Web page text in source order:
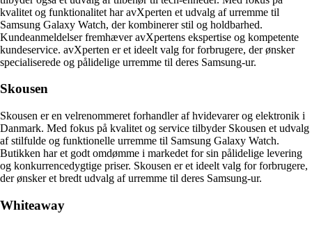
kvalitet og funktionalitet har avXperten et udvalg af urremme til
Samsung Galaxy Watch, der kombinerer stil og holdbarhed.
Kundeanmeldelser fremhæver avXpertens ekspertise og kompetente
kundeservice. avXperten er et ideelt valg for forbrugere, der ønsker
specialiserede og pålidelige urremme til deres Samsung-ur.
Skousen
Skousen er en velrenommeret forhandler af hvidevarer og elektronik i
Danmark. Med fokus på kvalitet og service tilbyder Skousen et udvalg
af stilfulde og funktionelle urremme til Samsung Galaxy Watch.
Butikken har et godt omdømme i markedet for sin pålidelige levering
og konkurrencedygtige priser. Skousen er et ideelt valg for forbrugere,
der ønsker et bredt udvalg af urremme til deres Samsung-ur.
Whiteaway